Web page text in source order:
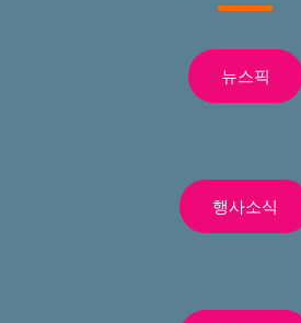
뉴스픽
행사소식